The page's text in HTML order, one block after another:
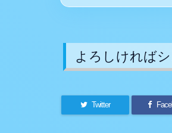
よろしければ
Twitter